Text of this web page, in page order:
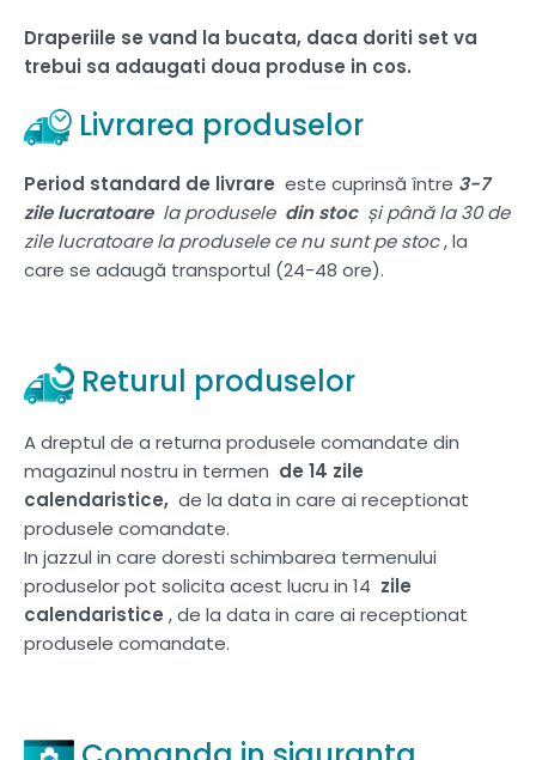
Draperiile se vand la bucata, daca doriti set va
trebui sa adaugati doua produse in cos.
Livrarea produselor
Period standard de livrare este cuprinsă între 3-7
zile lucratoarela produsele din stocși până la 30 de
zile lucratoare la produsele ce nu sunt pe stoc, la
care se adaugă transportul (24-48 ore).
Returul produselor
A dreptul de a returna produsele comandate din
magazinul nostru in termen de 14 zile
calendaristice, de la data in care ai receptionat
produsele comandate.
In jazzul in care doresti schimbarea termenului
produselor pot solicita acest lucru in 14 zile
calendaristice , de la data in care ai receptionat
produsele comandate.